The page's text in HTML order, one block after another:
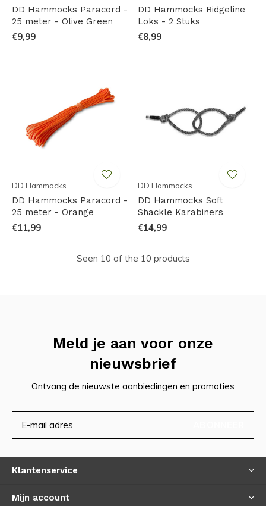
DD Hammocks Paracord -
25 meter - Olive Green
€9,99
DD Hammocks Ridgeline
Loks - 2 Stuks
€8,99
DD Hammocks
DD Hammocks Paracord -
25 meter - Orange
€11,99
DD Hammocks
DD Hammocks Soft
Shackle Karabiners
€14,99
Seen 10 of the 10 products
Meld je aan voor onze
nieuwsbrief
Ontvang de nieuwste aanbiedingen en promoties
Klantenservice
Mijn account